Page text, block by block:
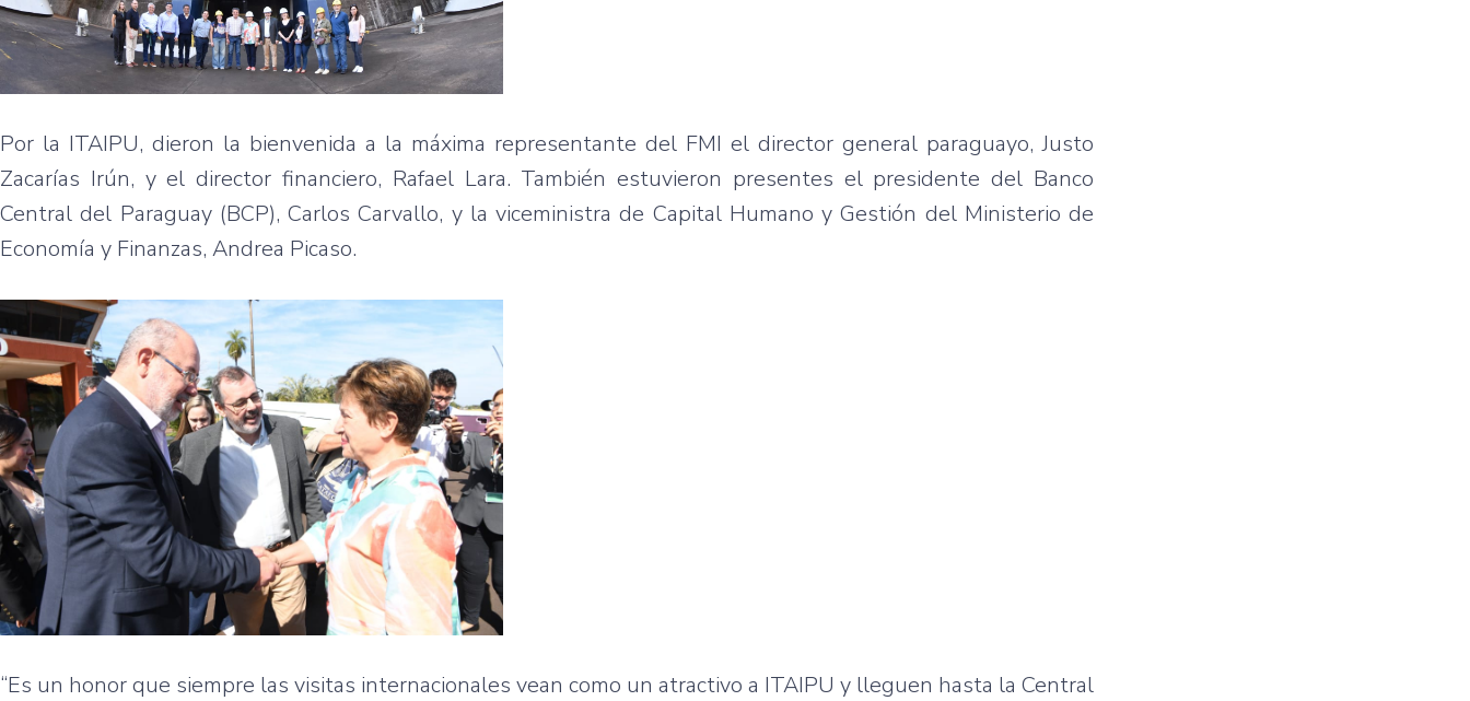
Por la ITAIPU, dieron la bienvenida a la máxima representante del FMI el director general paraguayo, Justo
Zacarías Irún, y el director financiero, Rafael Lara. También estuvieron presentes el presidente del Banco
Central del Paraguay (BCP), Carlos Carvallo, y la viceministra de Capital Humano y Gestión del Ministerio de
Economía y Finanzas, Andrea Picaso.
“Es un honor que siempre las visitas internacionales vean como un atractivo a ITAIPU y lleguen hasta la Central